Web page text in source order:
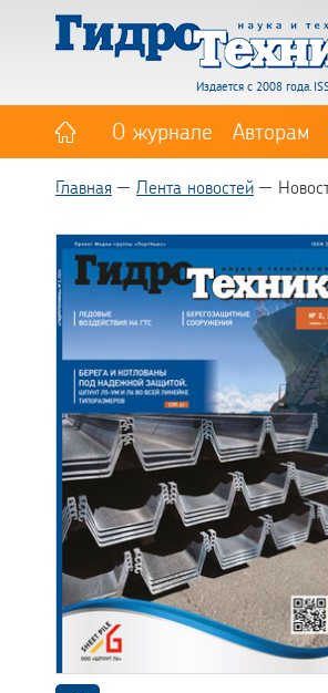
Издается с 2008 года.
О журнале Авторам
Главная Лента новостей